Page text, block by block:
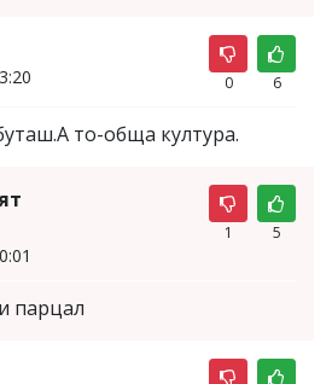
0 6
то-обща култура.
1 5
парцал